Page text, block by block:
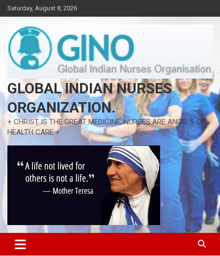
Skip
to
content
Saturday, August 8, 2026
GLOBAL INDIAN NURSES
ORGANIZATION.
+ CHRIST IS THE GREAT MEDICINE, NURSES ARE ANGELS OF
HEALTH CARE +